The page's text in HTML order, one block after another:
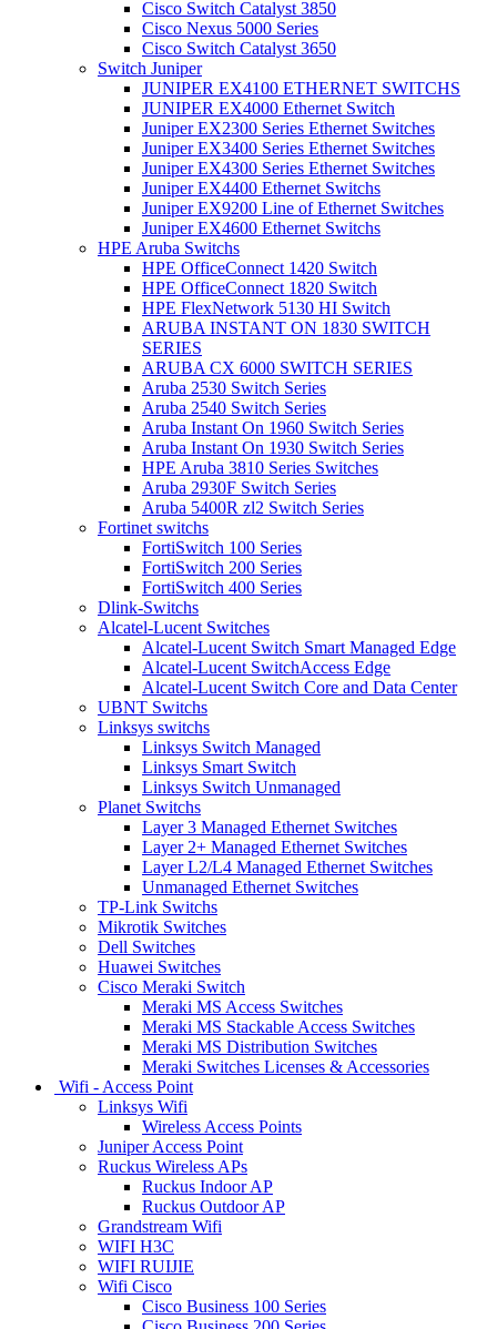
Cisco Switch Catalyst 3850
Cisco Nexus 5000 Series
Cisco Switch Catalyst 3650
Switch Juniper
JUNIPER EX4100 ETHERNET SWITCHS
JUNIPER EX4000 Ethernet Switch
Juniper EX2300 Series Ethernet Switches
Juniper EX3400 Series Ethernet Switches
Juniper EX4300 Series Ethernet Switches
Juniper EX4400 Ethernet Switchs
Juniper EX9200 Line of Ethernet Switches
Juniper EX4600 Ethernet Switchs
HPE Aruba Switchs
HPE OfficeConnect 1420 Switch
HPE OfficeConnect 1820 Switch
HPE FlexNetwork 5130 HI Switch
ARUBA INSTANT ON 1830 SWITCH
SERIES
ARUBA CX 6000 SWITCH SERIES
Aruba 2530 Switch Series
Aruba 2540 Switch Series
Aruba Instant On 1960 Switch Series
Aruba Instant On 1930 Switch Series
HPE Aruba 3810 Series Switches
Aruba 2930F Switch Series
Aruba 5400R zl2 Switch Series
Fortinet switchs
FortiSwitch 100 Series
FortiSwitch 200 Series
FortiSwitch 400 Series
Dlink-Switchs
Alcatel-Lucent Switches
Alcatel-Lucent Switch Smart Managed Edge
Alcatel-Lucent SwitchAccess Edge
Alcatel-Lucent Switch Core and Data Center
UBNT Switchs
Linksys switchs
Linksys Switch Managed
Linksys Smart Switch
Linksys Switch Unmanaged
Planet Switchs
Layer 3 Managed Ethernet Switches
Layer 2+ Managed Ethernet Switches
Layer L2/L4 Managed Ethernet Switches
Unmanaged Ethernet Switches
TP-Link Switchs
Mikrotik Switches
Dell Switches
Huawei Switches
Cisco Meraki Switch
Meraki MS Access Switches
Meraki MS Stackable Access Switches
Meraki MS Distribution Switches
Meraki Switches Licenses & Accessories
Wifi - Access Point
Linksys Wifi
Wireless Access Points
Juniper Access Point
Ruckus Wireless APs
Ruckus Indoor AP
Ruckus Outdoor AP
Grandstream Wifi
WIFI H3C
WIFI RUIJIE
Wifi Cisco
Cisco Business 100 Series